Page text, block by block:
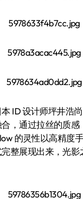
ID 设计师坪井浩
，通过拉丝的质感
的灵性以高精度
整展现出来，光影